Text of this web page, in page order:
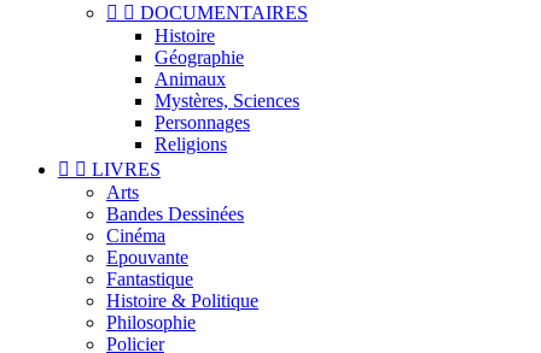
  DOCUMENTAIRES
Histoire
Géographie
Animaux
Mystères, Sciences
Personnages
Religions
  LIVRES
Arts
Bandes Dessinées
Cinéma
Epouvante
Fantastique
Histoire & Politique
Philosophie
Policier